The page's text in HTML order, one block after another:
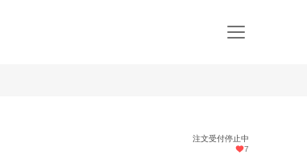
注文受付停止中
7